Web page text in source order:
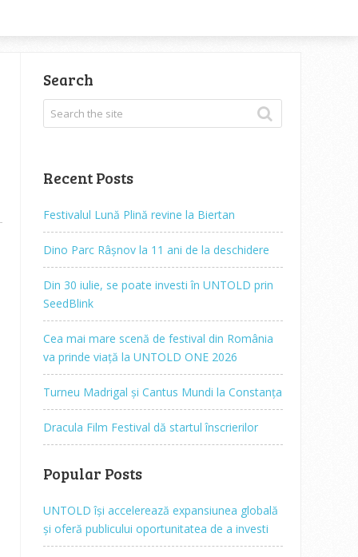
Search
Recent Posts
Festivalul Lună Plină revine la Biertan
Dino Parc Râșnov la 11 ani de la deschidere
Din 30 iulie, se poate investi în UNTOLD prin
SeedBlink
Cea mai mare scenă de festival din România
va prinde viață la UNTOLD ONE 2026
Turneu Madrigal și Cantus Mundi la Constanța
Dracula Film Festival dă startul înscrierilor
Popular Posts
UNTOLD își accelerează expansiunea globală
și oferă publicului oportunitatea de a investi